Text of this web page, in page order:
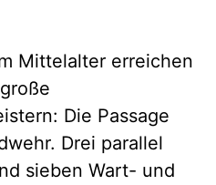
Mittelalter erreichen
Die Passage
Drei parallel
sieben Wart- und